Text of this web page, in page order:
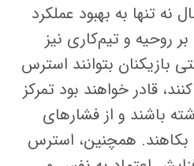
تنها به بهبود عملکرد
روحیه و تیم‌کاری نیز
بازیکنان بتوانند استرس
قادر خواهند بود تمرکز
باشند و از فشارهای
بکاهند. همچنین، استرس